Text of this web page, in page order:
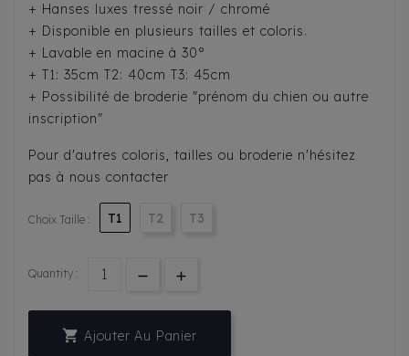
+ Hanses luxes tressé noir / chromé
+ Disponible en plusieurs tailles et coloris.
+ Lavable en macine à 30°
+ T1: 35cm T2: 40cm T3: 45cm
+ Possibilité de broderie "prénom du chien ou autre
inscription"
Pour d'autres coloris, tailles ou broderie n'hésitez
pas à nous contacter
Choix Taille : T1 T2 T3
Quantity :
 Ajouter Au Panier